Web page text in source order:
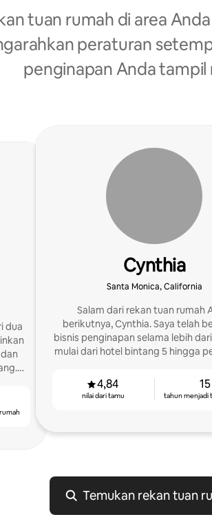
tuan rumah di area
peraturan
penginapan Anda tampil
dua
Cynthia
Santa Monica, California
Salam dari rekan tuan rumah
berikutnya, Cynthia. Saya telah
bisnis penginapan selama lebih
mulai dari hotel bintang 5 hingga
4,84
nilai dari tamu
15
tahun menjadi
Temukan rekan tuan